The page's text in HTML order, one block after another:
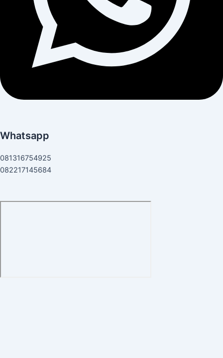
Whatsapp
081316754925
082217145684